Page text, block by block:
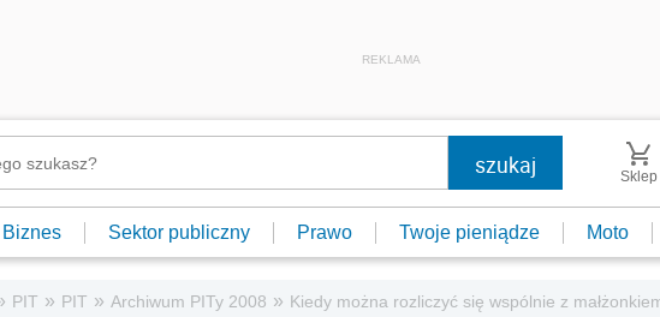
REKLAMA
Sklep
Biznes Sektor publiczny Prawo Twoje pieniądze Moto
PIT » PIT » Archiwum PITy 2008 » Kiedy można rozliczyć się wspólnie z